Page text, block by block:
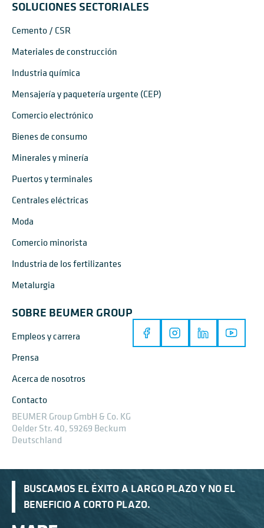
SOLUCIONES SECTORIALES
Cemento / CSR
Materiales de construcción
Industria química
Mensajería y paquetería urgente (CEP)
Comercio electrónico
Bienes de consumo
Minerales y minería
Puertos y terminales
Centrales eléctricas
Moda
Comercio minorista
Industria de los fertilizantes
Metalurgia
SOBRE BEUMER GROUP
Empleos y carrera
Prensa
Acerca de nosotros
Contacto
BEUMER Group GmbH & Co. KG
Oelder Str. 40, 59269 Beckum
Deutschland
BUSCAMOS EL ÉXITO A LARGO PLAZO Y NO EL
BENEFICIO A CORTO PLAZO.